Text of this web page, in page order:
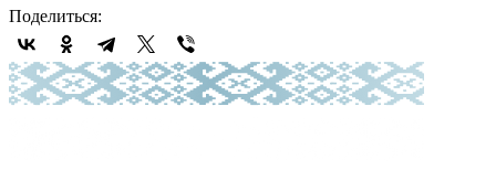
Поделиться: